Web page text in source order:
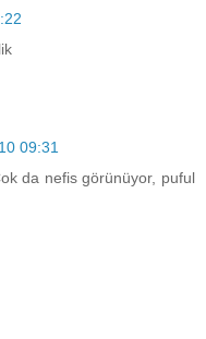
09:31
da nefis görünüyor, puful